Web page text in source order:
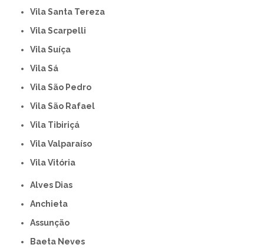
Vila Santa Tereza
Vila Scarpelli
Vila Suíça
Vila Sá
Vila São Pedro
Vila São Rafael
Vila Tibiriçá
Vila Valparaíso
Vila Vitória
Alves Dias
Anchieta
Assunção
Baeta Neves